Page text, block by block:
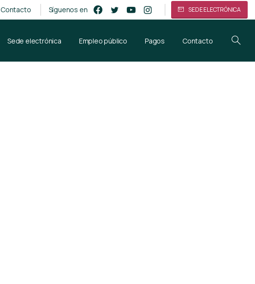
Contacto Síguenos en SEDE ELECTRÓNICA
Sede electrónica Empleo público Pagos Contacto